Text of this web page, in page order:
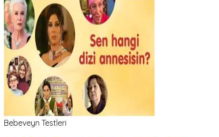
Bebeveyn Testleri